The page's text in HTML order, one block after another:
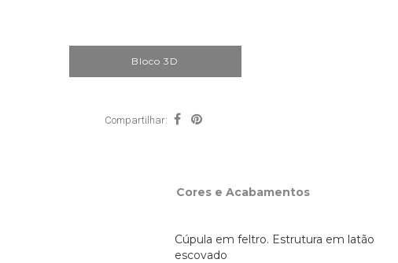
Bloco 3D
Compartilhar:
Cores e Acabamentos
Cúpula em feltro. Estrutura em latão
escovado